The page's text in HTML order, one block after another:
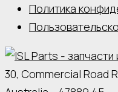
Политика
30, Commercial Road